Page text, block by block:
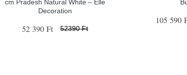
cm Pradesh Natural White – Elle
Decoration
52 390 Ft 52390 Ft
105 590